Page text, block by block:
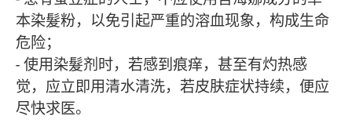
本染髮粉，以免引起严重的溶血现象，构成生命
危险；
- 使用染髮剂时，若感到痕痒，甚至有灼热感
觉，应立即用清水清洗，若皮肤症状持续，便应
尽快求医。